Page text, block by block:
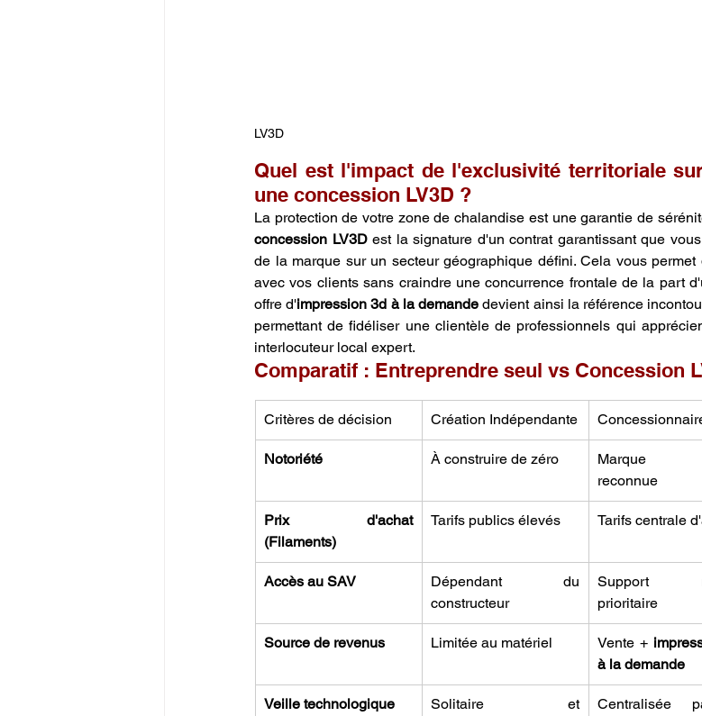
LV3D
Quel est l'impact de l'exclusivité territoriale
une concession LV3D ?
La protection de votre zone de chalandise est une garantie de
concession LV3D est la signature d'un contrat garantissant que
de la marque sur un secteur géographique défini. Cela vous
avec vos clients sans craindre une concurrence frontale de la part
offre d'impression 3d à la demande devient ainsi la référence
permettant de fidéliser une clientèle de professionnels qui
interlocuteur local expert.
Comparatif : Entreprendre seul vs Concession
Critères de décision Création Indépendante
Notoriété À construire de zéro
Marque
reconnue
Prix d'achat
(Filaments)
Tarifs publics élevés Tarifs centrale
Accès au SAV
Dépendant du
constructeur
Support
prioritaire
Source de revenus Limitée au matériel Vente +
à la demande
Veille technologique
Solitaire et
Centralisée